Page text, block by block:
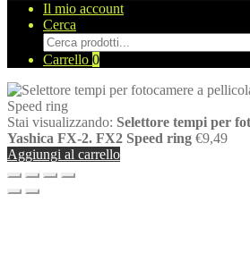
Il mio account
Cerca
Cerca
prodotti
Carrello 0
Stai visualizzando: Selettore tempi per
Yashica FX-2. FX2 Speed ring €9,49
Aggiungi al carrello